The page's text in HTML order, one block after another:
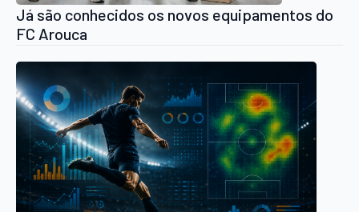
Já são conhecidos os novos equipamentos do
FC Arouca